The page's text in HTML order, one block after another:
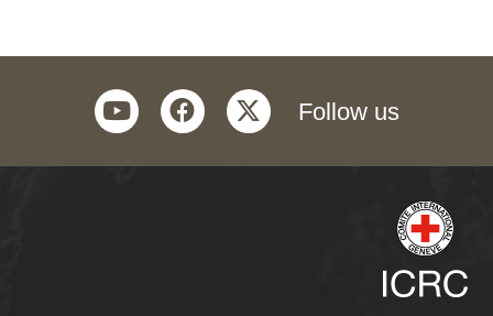
Follow us
twitter
facebook
youtube